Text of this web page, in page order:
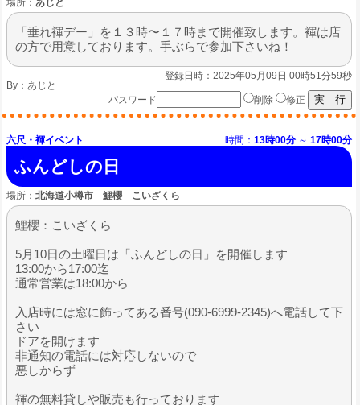
場所： あじと
「垂れ褌デー」を１３時〜１７時まで開催致します。褌は店
の方で用意しております。手ぶらで参加下さいね！
登録日時：2025年05月09日 00時51分59秒
By： あじと
パスワード
削除 修正
六尺・褌イベント 時間： 13時00分 ～ 17時00分
ふんどしの日
場所： 北海道小樽市 鯉櫻 こいざくら
鯉櫻：こいざくら
5月10日の土曜日は「ふんどしの日」を開催します
13:00から17:00迄
通常営業は18:00から
入店時には窓に飾ってある番号(090-6999-2345)へ電話して下
さい
ドアを開けます
非通知の電話には対応しないので
悪しからず
褌の無料貸しや販売も行っております